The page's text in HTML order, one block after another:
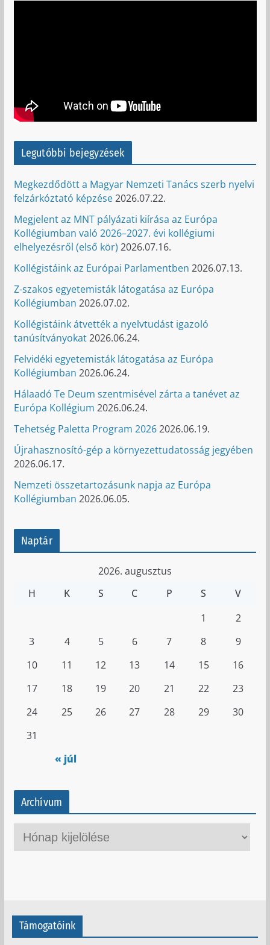
Legutóbbi bejegyzések
Megkezdődött a Magyar Nemzeti Tanács szerb nyelvi
felzárkóztató képzése2026.07.22.
Megjelent az MNT pályázati kiírása az Európa
Kollégiumban való 2026–2027. évi kollégiumi
elhelyezésről (első kör) 2026.07.16.
Kollégistáink az Európai Parlamentben 2026.07.13.
Z-szakos egyetemisták látogatása az Európa
Kollégiumban 2026.07.02.
Kollégistáink átvették a nyelvtudást igazoló
tanúsítványokat2026.06.24.
Felvidéki egyetemisták látogatása az Európa
Kollégiumban 2026.06.24.
Hálaadó Te Deum szentmisével zárta a tanévet az
Európa Kollégium 2026.06.24.
Tehetség Paletta Program 20262026.06.19.
Újrahasznosító-gép a környezettudatosság jegyében
2026.06.17.
Nemzeti összetartozásunk napja az Európa
Kollégiumban 2026.06.05.
Naptár
2026. augusztus
H
K S C P S V
« júl
1
2
3
4 5 6 7 8
9
10
11 12 13 14 15
16
17
18 19 20 21 22
23
24
25 26 27 28 29
30
31
Archívum
r
Támogatóink